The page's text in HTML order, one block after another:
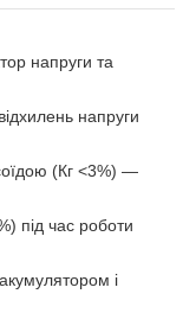
напруги та
напруги
(Кг <3%) —
під час роботи
і